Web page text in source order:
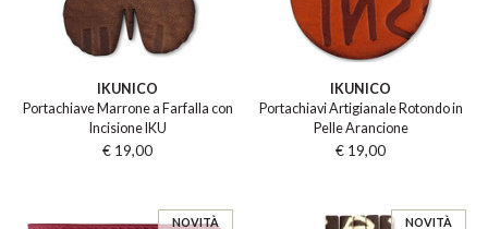
IKUNICO
Portachiave Marrone a Farfalla con
Incisione IKU
€ 19,00
IKUNICO
Portachiavi Artigianale Rotondo in
Pelle Arancione
€ 19,00
NOVITÀ NOVITÀ